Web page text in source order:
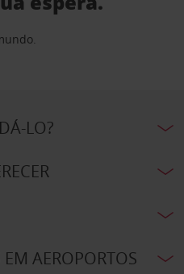
LO?
AEROPORTOS